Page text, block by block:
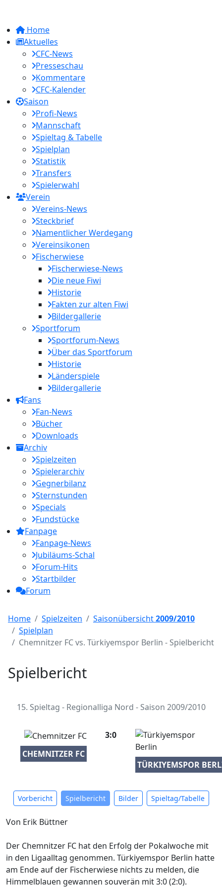
Home
Aktuelles
CFC-News
Presseschau
Kommentare
CFC-Kalender
Saison
Profi-News
Mannschaft
Spieltag & Tabelle
Spielplan
Statistik
Transfers
Spielerwahl
Verein
Vereins-News
Steckbrief
Namentlicher Werdegang
Vereinsikonen
Fischerwiese
Fischerwiese-News
Die neue Fiwi
Historie
Fakten zur alten Fiwi
Bildergallerie
Sportforum
Sportforum-News
Über das Sportforum
Historie
Länderspiele
Bildergallerie
Fans
Fan-News
Bücher
Downloads
Archiv
Spielzeiten
Spielerarchiv
Gegnerbilanz
Sternstunden
Specials
Fundstücke
Fanpage
Fanpage-News
Jubiläums-Schal
Forum-Hits
Startbilder
Forum
Home Spielzeiten Saisonübersicht2009/2010
Spielplan
Chemnitzer FC vs. Türkiyemspor Berlin - Spielbericht
Spielbericht
15. Spieltag - Regionalliga Nord - Saison 2009/2010
CHEMNITZER FC
3:0
TÜRKIYEMSPOR
Vorbericht Spielbericht Bilder Spieltag/Tabelle
Von Erik Büttner
Der Chemnitzer FC hat den Erfolg der Pokalwoche mit
in den Ligaalltag genommen. Türkiyemspor Berlin hatte
am Ende auf der Fischerwiese nichts zu melden, die
Himmelblauen gewannen souverän mit 3:0 (2:0).